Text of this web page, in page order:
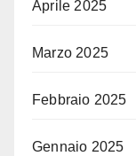
Aprile 2025
Marzo 2025
Febbraio 2025
Gennaio 2025